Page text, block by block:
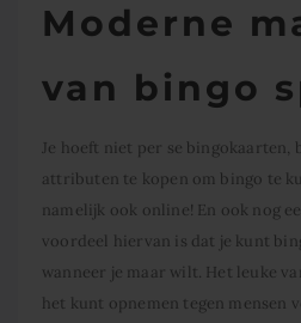
Moderne
van bingo
Je hoeft niet per se bingokaarten,
attributen te kopen om bingo te
namelijk ook online! En ook nog
voordeel hiervan is dat je kunt
wanneer je maar wilt. Het leuke
het kunt opnemen tegen mensen